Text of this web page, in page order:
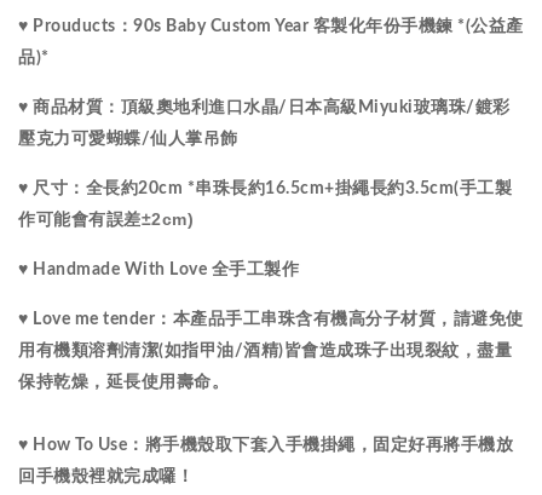
♥ Prouducts：90s Baby Custom Year 客製化年份手機鍊 *(公益產
品)*
♥ 商品材質： 頂級奧地利進口 水晶/ 日本高級Miyuki玻璃珠/鍍彩
壓克力可愛蝴蝶/仙人掌吊飾
♥ 尺寸： 全長約20cm *串珠長約16.5cm+掛繩長約3.5cm(手工製
作可能會有誤差±2cm)
♥ Handmade With Love 全手工製作
♥ Love me tender： 本產品手工串珠含有機高分子材質，請避免使
用有機類溶劑清潔(如指甲油/酒精)皆會造成珠子出現裂紋，盡量
保持乾燥，延長使用壽命。
♥ How To Use：將手機殼取下套入手機掛繩，固定好再將手機放
回手機殼裡就完成囉！